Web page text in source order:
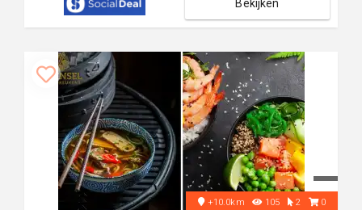
Bekijken
+10.0km 105 2 0